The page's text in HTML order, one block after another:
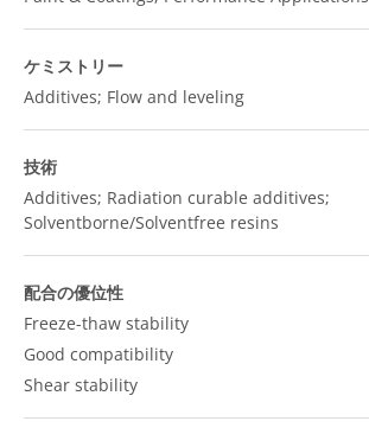
ケミストリー
Additives; Flow and leveling
技術
Additives; Radiation curable additives;
Solventborne/Solventfree resins
配合の優位性
Freeze-thaw stability
Good compatibility
Shear stability